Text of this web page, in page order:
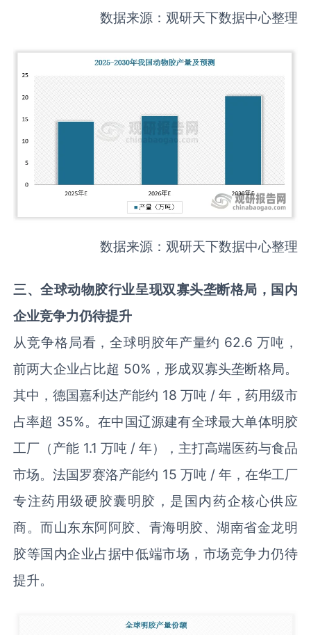
数据来源：观研天下数据中心整理
数据来源：观研天下数据中心整理
三、全球动物胶行业呈现双寡头垄断格局， 国内
企业竞争力仍待提升
从竞争格局看，全球明胶年产量约 62.6 万吨，
前两大企业占比超 50%，形成双寡头垄断格局。
其中，德国嘉利达产能约 18 万吨 / 年，药用级市
占率超 35%。在中国辽源建有全球最大单体明胶
工厂（产能 1.1 万吨 / 年），主打高端医药与食品
市场。法国罗赛洛产能约 15 万吨 / 年，在华工厂
专注药用级硬胶囊明胶，是国内药企核心供应
商。而山东东阿阿胶、青海明胶、湖南省金龙明
胶等国内企业占据中低端市场，市场竞争力仍待
提升。